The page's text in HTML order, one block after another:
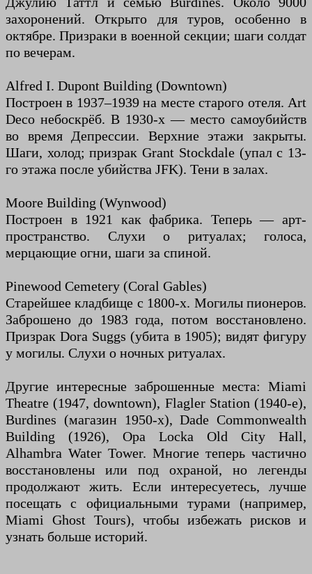
захоронений. Открыто для туров, особенно в
октябре. Призраки в военной секции; шаги солдат
по вечерам.
Alfred I. Dupont Building (Downtown)
Построен в 1937–1939 на месте старого отеля. Art
Deco небоскрёб. В 1930-х — место самоубийств
во время Депрессии. Верхние этажи закрыты.
Шаги, холод; призрак Grant Stockdale (упал с 13-
го этажа после убийства JFK). Тени в залах.
Moore Building (Wynwood)
Построен в 1921 как фабрика. Теперь — арт-
пространство. Слухи о ритуалах; голоса,
мерцающие огни, шаги за спиной.
Pinewood Cemetery (Coral Gables)
Старейшее кладбище с 1800-х. Могилы пионеров.
Заброшено до 1983 года, потом восстановлено.
Призрак Dora Suggs (убита в 1905); видят фигуру
у могилы. Слухи о ночных ритуалах.
Другие интересные заброшенные места: Miami
Theatre (1947, downtown), Flagler Station (1940-е),
Burdines (магазин 1950-х), Dade Commonwealth
Building (1926), Opa Locka Old City Hall,
Alhambra Water Tower. Многие теперь частично
восстановлены или под охраной, но легенды
продолжают жить. Если интересуетесь, лучше
посещать с официальными турами (например,
Miami Ghost Tours), чтобы избежать рисков и
узнать больше историй.